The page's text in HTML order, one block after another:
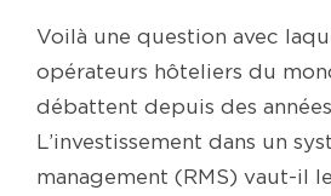
Voilà une question avec
opérateurs hôteliers du
débattent depuis des
L’investissement dans un
management (RMS) vaut-il